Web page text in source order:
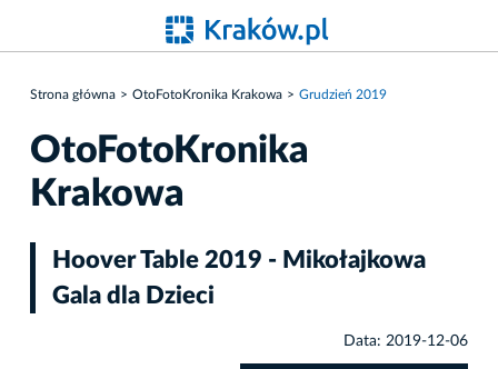
Strona główna OtoFotoKronika Krakowa Grudzień 2019
OtoFotoKronika
Krakowa
Hoover Table 2019 - Mikołajkowa
Gala dla Dzieci
Data: 2019-12-06